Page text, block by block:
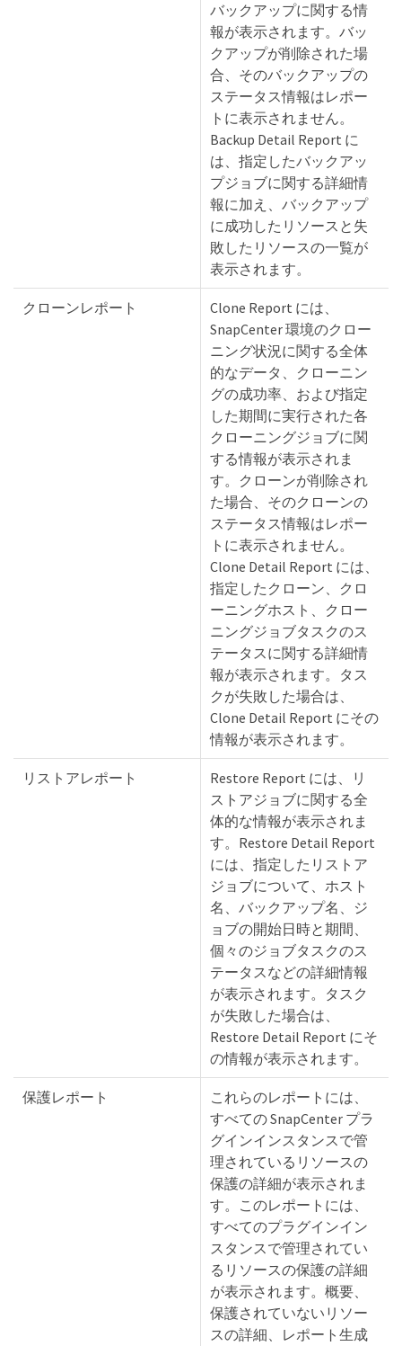
バックアップに関する情
報が表示されます。バッ
クアップが削除された場
合、そのバックアップの
ステータス情報はレポー
トに表示されません。
Backup Detail Report に
は、指定したバックアッ
プジョブに関する詳細情
報に加え、バックアップ
に成功したリソースと失
敗したリソースの一覧が
表示されます。
クローンレポート
Clone Report には、
SnapCenter 環境のクロー
ニング状況に関する全体
的なデータ、クローニン
グの成功率、および指定
した期間に実行された各
クローニングジョブに関
する情報が表示されま
す。クローンが削除され
た場合、そのクローンの
ステータス情報はレポー
トに表示されません。
Clone Detail Report には、
指定したクローン、クロ
ーニングホスト、クロー
ニングジョブタスクのス
テータスに関する詳細情
報が表示されます。タス
クが失敗した場合は、
Clone Detail Report にその
情報が表示されます。
リストアレポート
Restore Report には、リ
ストアジョブに関する全
体的な情報が表示されま
す。Restore Detail Report
には、指定したリストア
ジョブについて、ホスト
名、バックアップ名、ジ
ョブの開始日時と期間、
個々のジョブタスクのス
テータスなどの詳細情報
が表示されます。タスク
が失敗した場合は、
Restore Detail Report にそ
の情報が表示されます。
保護レポート
これらのレポートには、
すべての SnapCenter プラ
グインインスタンスで管
理されているリソースの
保護の詳細が表示されま
す。このレポートには、
すべてのプラグインイン
スタンスで管理されてい
るリソースの保護の詳細
が表示されます。概要、
保護されていないリソー
スの詳細、レポート生成